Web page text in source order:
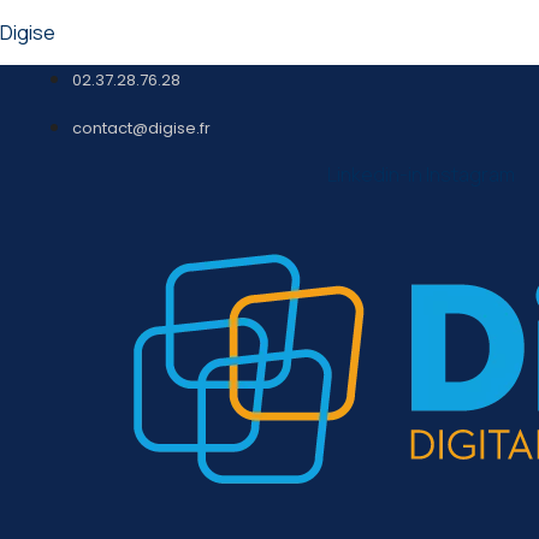
Digise
02.37.28.76.28
contact@digise.fr